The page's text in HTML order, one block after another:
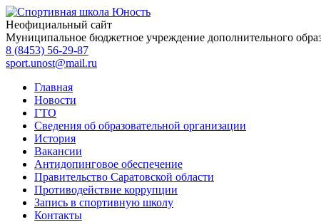
Неофициальный сайт
Муниципальное бюджетное учреждение дополнительного
8 (8453) 56-29-87
sport.unost@mail.ru
Главная
Новости
ГТО
Сведения об образовательной организации
История
Вакансии
Антидопинговое обеспечение
Правительство Саратовской области
Противодействие коррупции
Запись в спортивную школу
Контакты